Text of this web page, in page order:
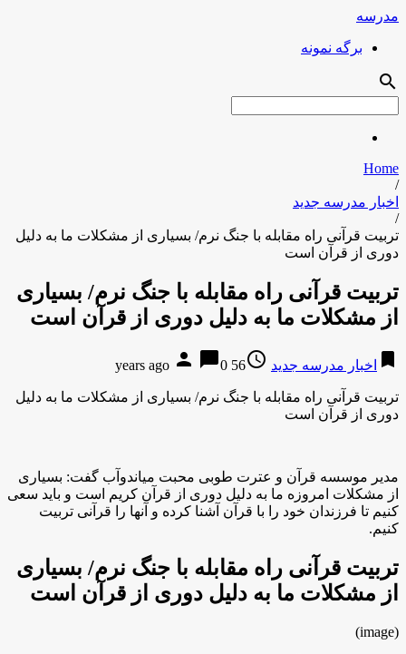
مدرسه
برگه نمونه
search
Home
/
اخبار مدرسه جدید
/
تربیت قرآنی راه مقابله با جنگ نرم/ بسیاری از مشکلات ما به دلیل
دوری از قرآن است
تربیت قرآنی راه مقابله با جنگ نرم/ بسیاری
از مشکلات ما به دلیل دوری از قرآن است
bookmark اخبار مدرسه جدید access_time
56 years ago
person chat_bubble0
تربیت قرآنی راه مقابله با جنگ نرم/ بسیاری از مشکلات ما به دلیل
دوری از قرآن است
مدیر موسسه قرآن و عترت طوبی محبت میاندوآب گفت: بسیاری
از مشکلات امروزه ما به دلیل دوری از قرآن کریم است و باید سعی
کنیم تا فرزندان خود را با قرآن آشنا کرده و آنها را قرآنی تربیت
کنیم.
تربیت قرآنی راه مقابله با جنگ نرم/ بسیاری
از مشکلات ما به دلیل دوری از قرآن است
(image)